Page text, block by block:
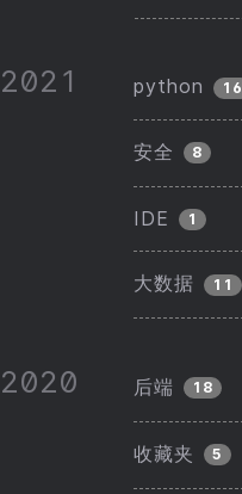
2021 python 16
安全 8
IDE 1
大数据 11
2020 后端 18
收藏夹 5